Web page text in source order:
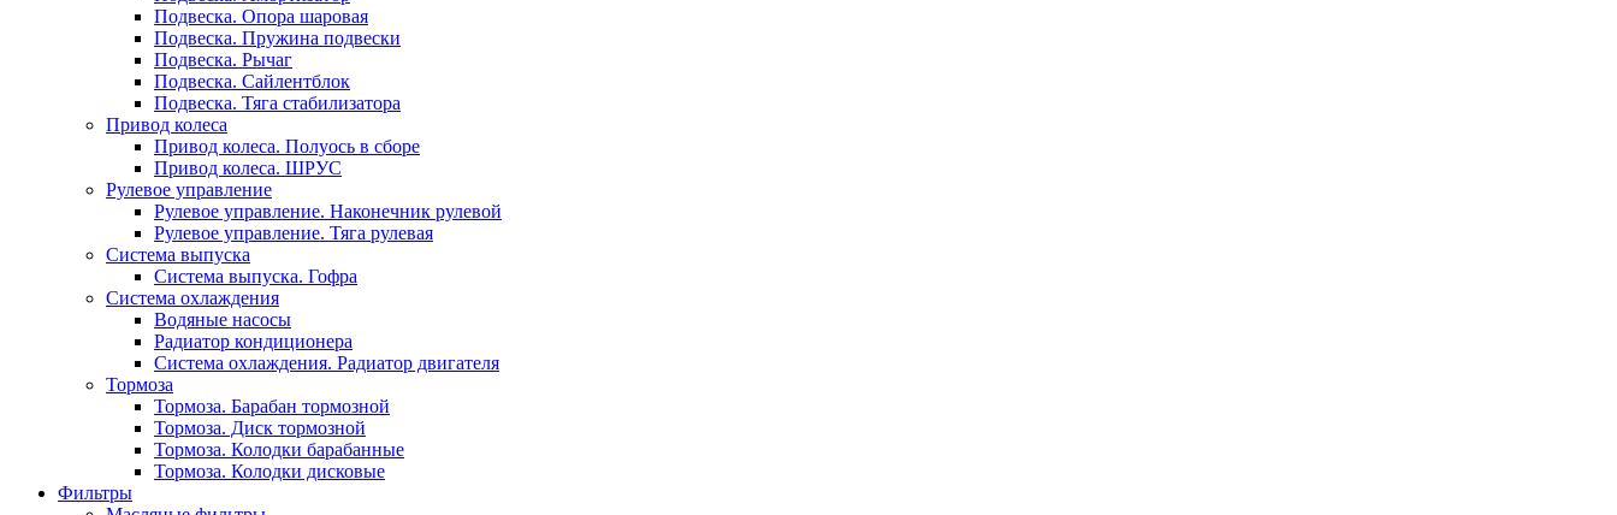
Подвеска. Опора шаровая
Подвеска. Пружина подвески
Подвеска. Рычаг
Подвеска. Сайлентблок
Подвеска. Тяга стабилизатора
Привод колеса
Привод колеса. Полуось в сборе
Привод колеса. ШРУС
Рулевое управление
Рулевое управление. Наконечник рулевой
Рулевое управление. Тяга рулевая
Система выпуска
Система выпуска. Гофра
Система охлаждения
Водяные насосы
Радиатор кондиционера
Система охлаждения. Радиатор двигателя
Тормоза
Тормоза. Барабан тормозной
Тормоза. Диск тормозной
Тормоза. Колодки барабанные
Тормоза. Колодки дисковые
Фильтры